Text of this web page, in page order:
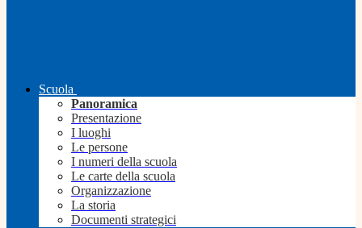
Scuola
Panoramica
Presentazione
I luoghi
Le persone
I numeri della scuola
Le carte della scuola
Organizzazione
La storia
Documenti strategici